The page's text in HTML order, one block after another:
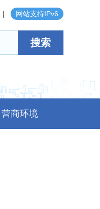
| 网站支持IPv6
搜索
营商环境